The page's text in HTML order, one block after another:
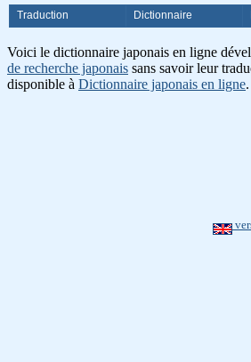
Traduction Dictionnaire
Voici le dictionnaire japonais en ligne
de recherche japonais sans savoir leur
disponible à Dictionnaire japonais en ligne.